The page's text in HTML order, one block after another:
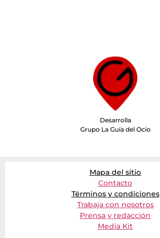
Desarrolla
Grupo La Guía del Ocio
Mapa del sitio
Contacto
Términos y condiciones
Trabaja con nosotros
Prensa y redacción
Media Kit